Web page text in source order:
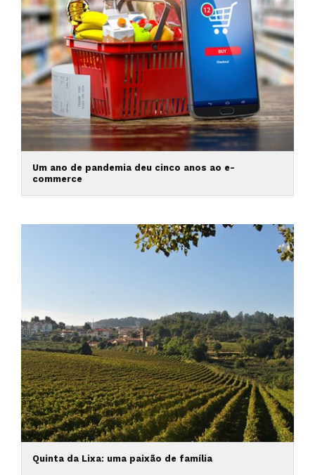
Um ano de pandemia deu cinco anos ao e-
commerce
Quinta da Lixa: uma paixão de família